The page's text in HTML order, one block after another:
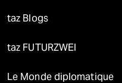
taz Blogs
taz FUTURZWEI
Le Monde diplomatique